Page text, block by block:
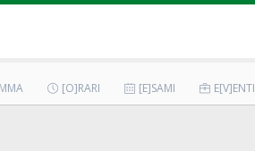
[O]RARI [E]SAMI E[V]ENTI